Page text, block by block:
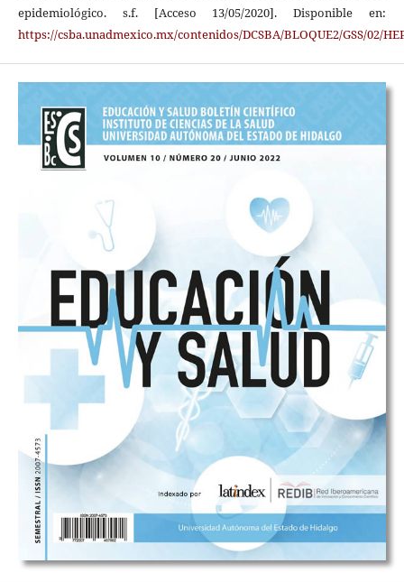
epidemiológico. s.f. [Acceso 13/05/2020]. Disponible en:
https://csba.unadmexico.mx/contenidos/DCSBA/BLOQUE2/GSS/02/